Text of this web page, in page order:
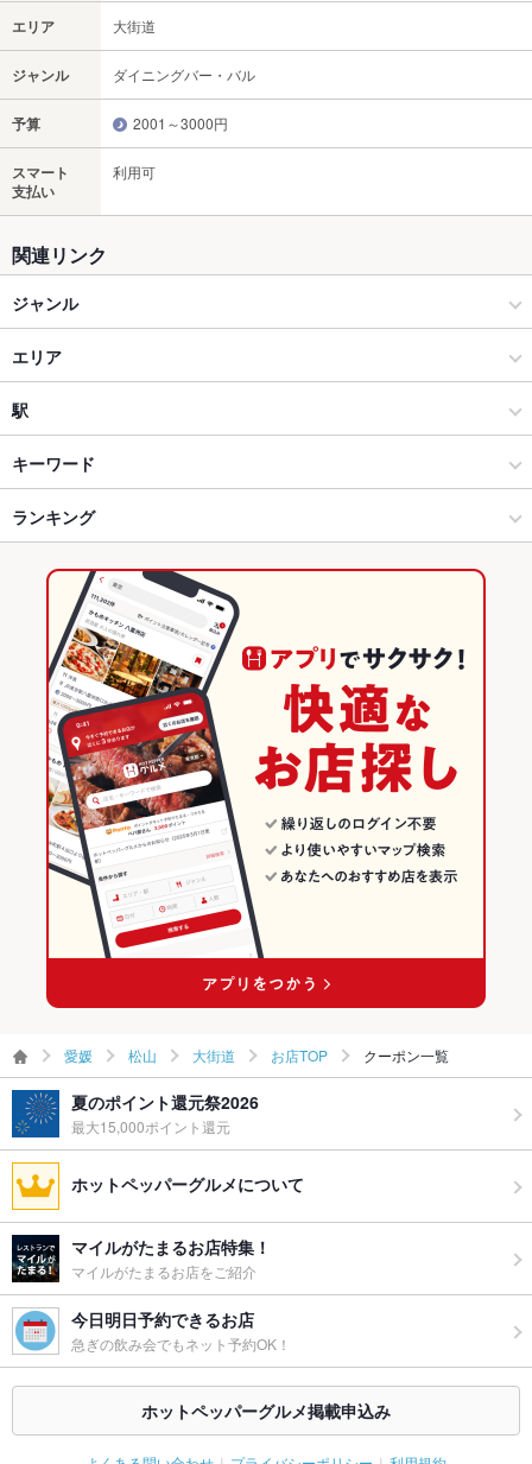
エリア 大街道
ジャンル ダイニングバー・バル
予算 2001～3000円
スマート
支払い
利用可
関連リンク
ジャンル
ダイニングバー・バル
スペインバル・イタリアンバール
松山 × ダイニングバー・バル
松山 × スペインバル・イタリアンバール
勝山町駅 × ダイニングバー・バル
勝山町駅 × スペインバル・イタリアンバール
エリア
大街道
大街道 × ダイニングバー・バル
大街道 × スペインバル・イタリアンバール
愛媛 × ダイニングバー・バル
愛媛 × スペインバル・イタリアンバール
駅
大街道駅
勝山町駅
松山市駅駅
キーワード
からあげ
ランキング
愛媛のグルメランキング
愛媛のダイニングバー・バルランキング
愛媛のスペインバル・イタリアンバールランキング
松山のグルメランキング
松山のダイニングバー・バルランキング
大街道のグルメランキング
大街道のダイニングバー・バルランキング
愛媛 松山 大街道 お店TOP クーポン一覧
夏のポイント還元祭2026
最大15,000ポイント還元
ホットペッパーグルメについて
マイルがたまるお店特集！
マイルがたまるお店をご紹介
今日明日予約できるお店
急ぎの飲み会でもネット予約OK！
ホットペッパーグルメ掲載申込み